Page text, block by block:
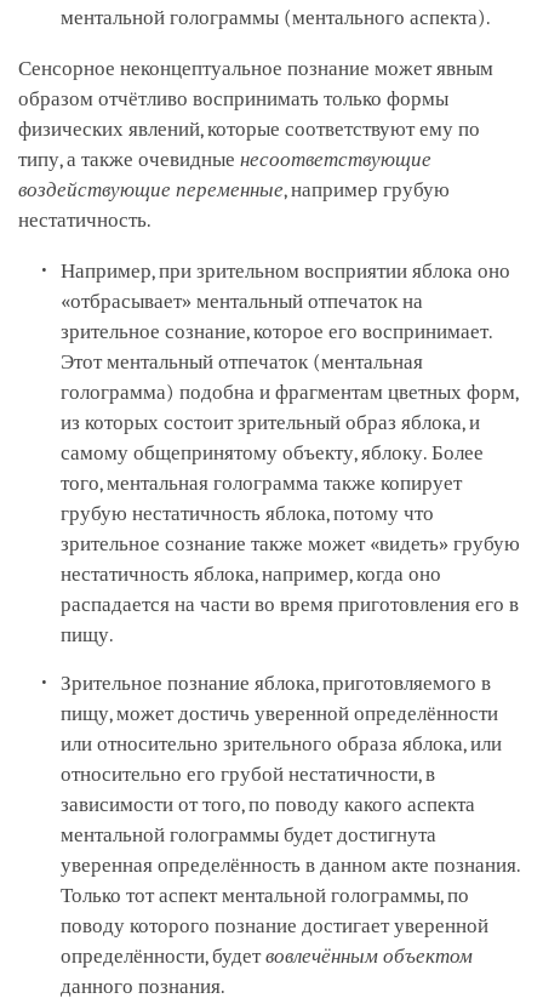
ментальной голограммы (ментального аспекта).
Сенсорное неконцептуальное познание может явным
образом отчётливо воспринимать только формы
физических явлений, которые соответствуют ему по
типу, а также очевидные несоответствующие
воздействующие переменные, например грубую
нестатичность.
Например, при зрительном восприятии яблока оно
«отбрасывает» ментальный отпечаток на
зрительное сознание, которое его воспринимает.
Этот ментальный отпечаток (ментальная
голограмма) подобна и фрагментам цветных форм,
из которых состоит зрительный образ яблока, и
самому общепринятому объекту, яблоку. Более
того, ментальная голограмма также копирует
грубую нестатичность яблока, потому что
зрительное сознание также может «видеть» грубую
нестатичность яблока, например, когда оно
распадается на части во время приготовления его в
пищу.
Зрительное познание яблока, приготовляемого в
пищу, может достичь уверенной определённости
или относительно зрительного образа яблока, или
относительно его грубой нестатичности, в
зависимости от того, по поводу какого аспекта
ментальной голограммы будет достигнута
уверенная определённость в данном акте познания.
Только тот аспект ментальной голограммы, по
поводу которого познание достигает уверенной
определённости, будетвовлечённым объектом
данного познания.